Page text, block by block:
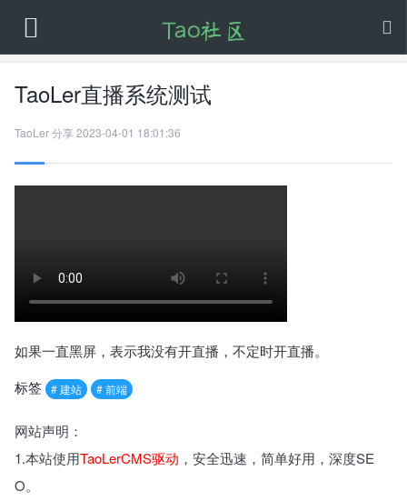
TaoLer直播系统测试
TaoLer分享2023-04-01 18:01:36
如果一直黑屏，表示我没有开直播，不定时开直播。
标签 # 建站 # 前端
网站声明：
1.本站使用TaoLerCMS驱动 ，安全迅速，简单好用，深度SE
O。